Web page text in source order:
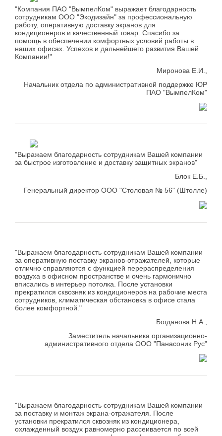
"Компания ПАО "ВымпелКом" выражает благодарность
сотрудникам ООО "Экодизайн" за профессиональную
работу, оперативную доставку экранов для
кондиционеров и качественный товар. Спасибо за
помощь в обеспечении комфортных условий работы в
наших офисах. Успехов и дальнейшего развития Вашей
Компании!"
Миронова Е.И.,
Начальник отдела по административной поддержке ЮР
ПАО "ВымпелКом"
"Выражаем благодарность сотрудникам Вашей компании
за быстрое изготовление и доставку защитных экранов"
Блок Е.Б.,
Генеральный директор ООО "Столовая № 56" (Штолле)
"Выражаем благодарность сотрудникам Вашей компании
за оперативную поставку экранов-отражателей, которые
отлично справляются с функцией перераспределения
воздуха в офисном пространстве и очень гармонично
вписались в интерьер потолка. После установки
прекратился сквозняк из кондиционеров на рабочие места
сотрудников, климатическая обстановка в офисе стала
более комфортной."
Богданова Н.А.,
Заместитель начальника организационно-
административного отдела ООО "Панасоник Рус"
"Выражаем благодарность сотрудникам Вашей компании
за поставку и монтаж экрана-отражателя. После
установки прекратился сквозняк из кондиционера,
охлажденный воздух равномерно рассеивается по всей